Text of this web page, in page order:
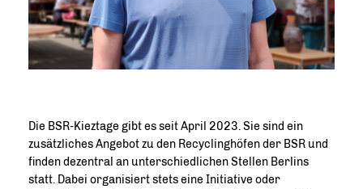
Die BSR-Kieztage gibt es seit April 2023. Sie sind ein
zusätzliches Angebot zu den Recyclinghöfen der BSR und
finden dezentral an unterschiedlichen Stellen Berlins
statt. Dabei organisiert stets eine Initiative oder